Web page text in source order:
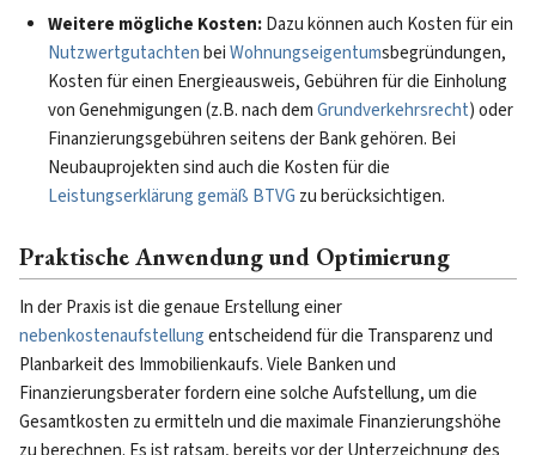
Weitere mögliche Kosten:Dazu können auch Kosten für ein
NutzwertgutachtenbeiWohnungseigentumsbegründungen,
Kosten für einen Energieausweis, Gebühren für die Einholung
von Genehmigungen (z.B. nach demGrundverkehrsrecht) oder
Finanzierungsgebühren seitens der Bank gehören. Bei
Neubauprojekten sind auch die Kosten für die
Leistungserklärung gemäß BTVG zu berücksichtigen.
Praktische Anwendung und Optimierung
In der Praxis ist die genaue Erstellung einer
nebenkostenaufstellungentscheidend für die Transparenz und
Planbarkeit des Immobilienkaufs. Viele Banken und
Finanzierungsberater fordern eine solche Aufstellung, um die
Gesamtkosten zu ermitteln und die maximale Finanzierungshöhe